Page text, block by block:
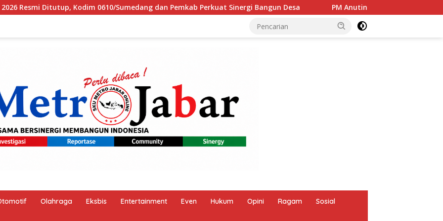
dan Pemkab Perkuat Sinergi Bangun Desa PM Anutin: Indonesia dan Tailan Pilar Utama ASEAN, Perkuat
Olahraga Eksbis Entertainment Even Hukum Opini Ragam Sosial